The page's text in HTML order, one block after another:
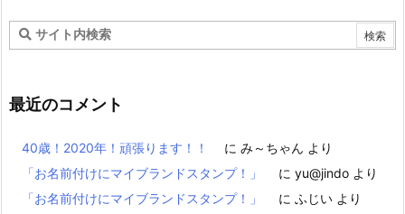
最近のコメント
40歳！2020年！頑張ります！！ に み～ちゃん より
「お名前付けにマイブランドスタンプ！」
に yu@jindo より
「お名前付けにマイブランドスタンプ！」
に ふじい より